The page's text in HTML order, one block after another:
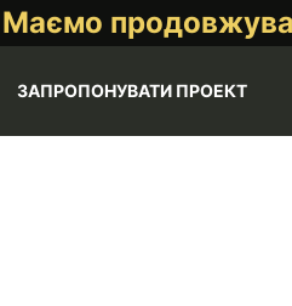
Маємо
ЗАПРОПОНУВАТИ ПРОЕКТ